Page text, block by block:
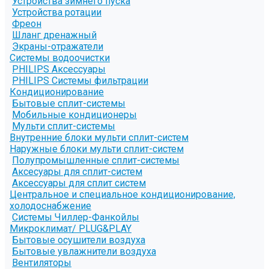
Устройства ротации
Фреон
Шланг дренажный
Экраны-отражатели
Системы водоочистки
PHILIPS Аксессуары
PHILIPS Системы фильтрации
Кондиционирование
Бытовые сплит-системы
Мобильные кондиционеры
Мульти сплит-системы
Внутренние блоки мульти сплит-систем
Наружные блоки мульти сплит-систем
Полупромышленные сплит-системы
Аксесуары для сплит-систем
Аксессуары для сплит систем
Центральное и специальное кондиционирование,
холодоснабжение
Системы Чиллер-Фанкойлы
Микроклимат/ PLUG&PLAY
Бытовые осушители воздуха
Бытовые увлажнители воздуха
Вентиляторы